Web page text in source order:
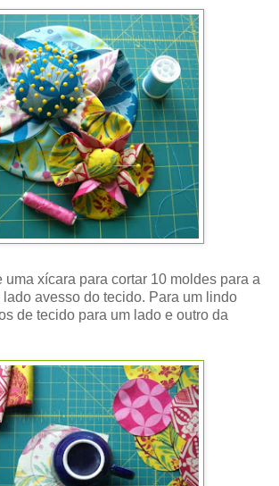
uma xícara para cortar 10 moldes para a
avesso do tecido. Para um lindo
de tecido para um lado e outro da